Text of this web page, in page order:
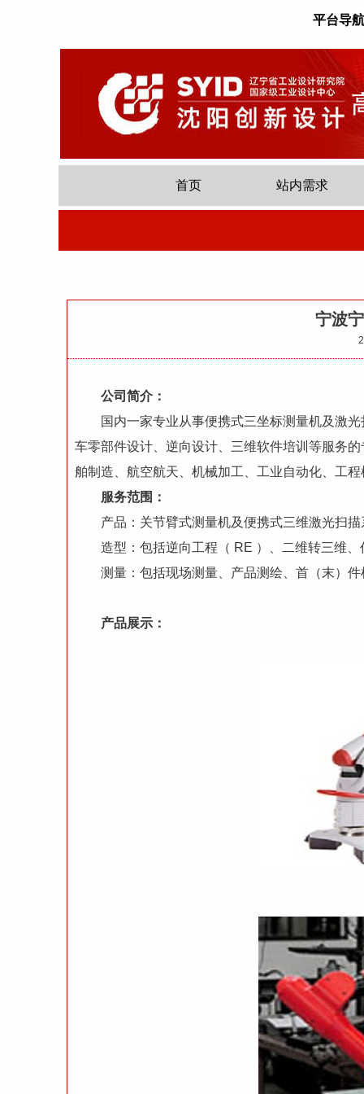
平台导航
首页 站内需求
宁波
公司简介：
国内一家专业从事便携式三坐标测量机及激光
车零部件设计、逆向设计、三维软件培训等服务
舶制造、航空航天、机械加工、工业自动化、工
服务范围：
产品：关节臂式测量机及便携式三维激光扫描
造型：包括逆向工程（ RE ）、二维转三维、
测量：包括现场测量、产品测绘、首（末）件
产品展示：